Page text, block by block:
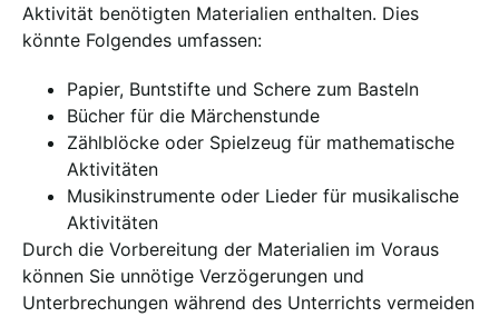
Aktivität benötigten Materialien enthalten. Dies
könnte Folgendes umfassen:
Papier, Buntstifte und Schere zum Basteln
Bücher für die Märchenstunde
Zählblöcke oder Spielzeug für mathematische
Aktivitäten
Musikinstrumente oder Lieder für musikalische
Aktivitäten
Durch die Vorbereitung der Materialien im Voraus
können Sie unnötige Verzögerungen und
Unterbrechungen während des Unterrichts vermeiden